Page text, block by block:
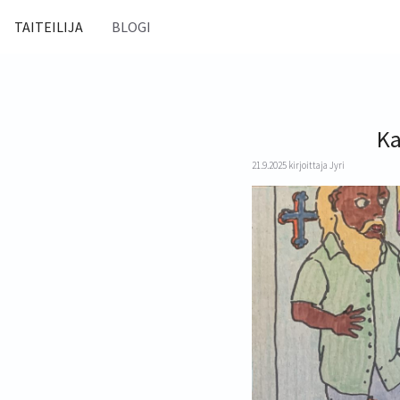
sisältöön
TAITEILIJA BLOGI
21.9.2025 kirjoittaja Jyri